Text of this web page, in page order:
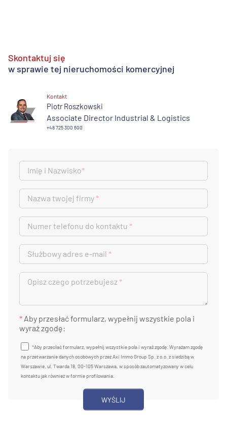
Skontaktuj się
w sprawie tej nieruchomości komercyjnej
Kontakt
Piotr Roszkowski
Associate Director Industrial & Logistics
+48 725 300 600
Imię i Nazwisko*
Nazwa twojej firmy*
Numer telefonu do kontaktu *
Służbowy adres e-mail *
Opisz czego potrzebujesz*
* Aby przesłać formularz, wypełnij wszystkie pola i
wyraź zgodę:
*Aby przesłać formularz, wypełnij wszystkie pola i wyraź zgodę: Wyrażam zgodę
na przetwarzanie danych osobowych przez Axi Immo Group Sp. z o.o. z siedzibą w
Warszawie, ul. Twarda 18, 00-105 Warszawa, w sposób zautomatyzowany w celu
kontaktu jak również w formie profilowania.